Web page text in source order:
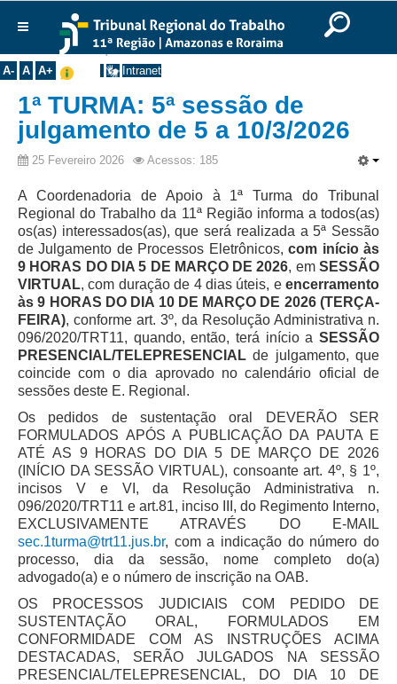
Ir para o rodapé
English
Português Español
A- A A+ Intranet
Institucional
Histórico
Presidência
Desembargadores
Seções Especializadas
Turmas
Varas do Trabalho
Juízes Manaus
Juízes Roraima
Juízes Interior
Juízes Substitutos
Diretores
Comitês
Comitê Gestor Regional do PJe
Comitê Gestor Regional do e-Gestão e de Tabelas
Processuais Unificadas
Comitê do Datajud
Comissão Regional de Pesquisa Judiciária e Ciência de
Dados
Comissão de Ética
Comitê de Priorização do Primeiro Grau
Você está aqui:Início >> Notícias >> Comunicados
1ª TURMA: 5ª sessão de
julgamento de 5 a 10/3/2026
25 Fevereiro 2026 Acessos: 185
A Coordenadoria de Apoio à 1ª Turma do Tribunal
Regional do Trabalho da 11ª Região informa a todos(as)
os(as) interessados(as), que será realizada a 5ª Sessão
de Julgamento de Processos Eletrônicos,com início às
9 HORAS DO DIA 5 DE MARÇO DE 2026, emSESSÃO
VIRTUAL, com duração de 4 dias úteis, e encerramento
às 9 HORAS DO DIA 10 DE MARÇO DE 2026 (TERÇA-
FEIRA), conforme art. 3º, da Resolução Administrativa n.
096/2020/TRT11, quando, então, terá início a SESSÃO
PRESENCIAL/TELEPRESENCIAL de julgamento, que
coincide com o dia aprovado no calendário oficial de
sessões deste E. Regional.
Os pedidos de sustentação oral DEVERÃO SER
FORMULADOS APÓS A PUBLICAÇÃO DA PAUTA E
ATÉ AS 9 HORAS DO DIA 5 DE MARÇO DE 2026
(INÍCIO DA SESSÃO VIRTUAL), consoante art. 4º, § 1º,
incisos V e VI, da Resolução Administrativa n.
096/2020/TRT11 e art.81, inciso III, do Regimento Interno,
EXCLUSIVAMENTE ATRAVÉS DO E-MAIL
sec.1turma@trt11.jus.br, com a indicação do número do
processo, dia da sessão, nome completo do(a)
advogado(a) e o número de inscrição na OAB.
OS PROCESSOS JUDICIAIS COM PEDIDO DE
SUSTENTAÇÃO ORAL, FORMULADOS EM
CONFORMIDADE COM AS INSTRUÇÕES ACIMA
DESTACADAS, SERÃO JULGADOS NA SESSÃO
PRESENCIAL/TELEPRESENCIAL, DO DIA 10 DE